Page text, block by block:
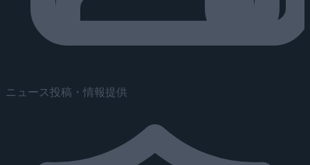
ニュース投稿・情報提供